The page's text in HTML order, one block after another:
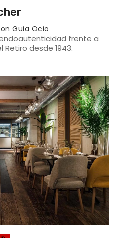
Guia Ocio
frente a
Retiro desde 1943.